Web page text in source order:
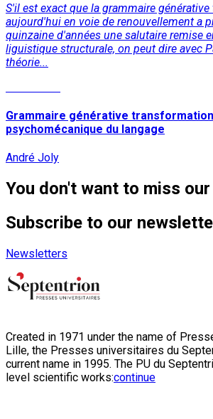
S'il est exact que la grammaire
aujourd'hui en voie de renouvellement a
quinzaine d'années une salutaire remise
liguistique structurale, on peut dire avec
théorie...
Grammaire générative
psychomécanique du langage
André Joly
You don't want to miss
Subscribe to our
Newsletters
Created in 1971 under the name of
Lille, the Presses universitaires du
current name in 1995. The PU du
level scientific works:continue